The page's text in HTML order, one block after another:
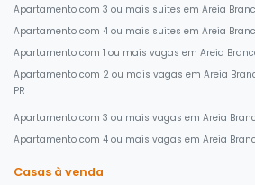
Apartamento com 3 ou mais suites em Areia
Apartamento com 4 ou mais suites em Areia
Apartamento com 1 ou mais vagas em Areia
Apartamento com 2 ou mais vagas em Areia
PR
Apartamento com 3 ou mais vagas em Areia
Apartamento com 4 ou mais vagas em Areia
Casas à venda